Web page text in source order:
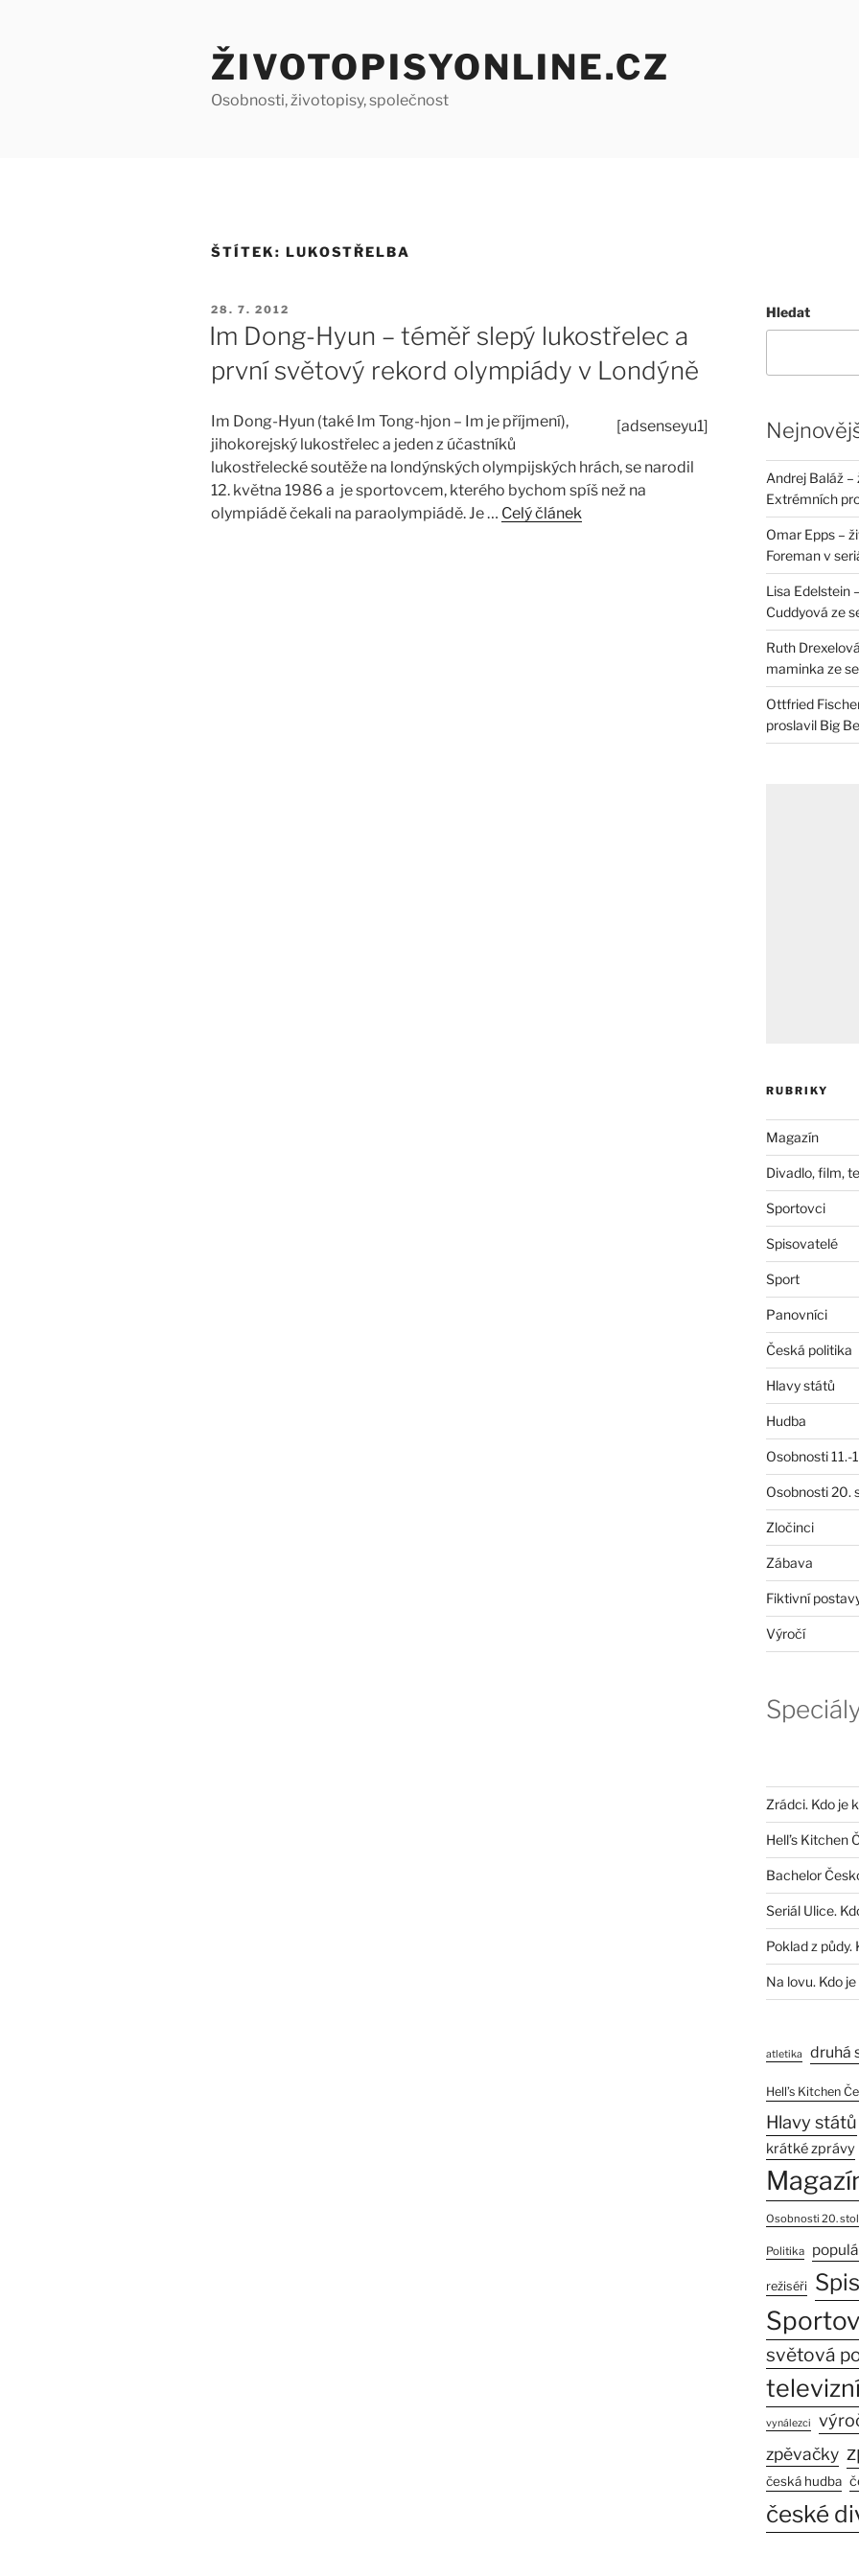
ŽIVOTOPISYONLINE.CZ
Osobnosti, životopisy, společnost
ŠTÍTEK: LUKOSTŘELBA
PUBLIKOVÁNO
28. 7. 2012
Im Dong-Hyun – téměř slepý lukostřelec a
první světový rekord olympiády v Londýně
[adsenseyu1]
Im Dong-Hyun (také Im Tong-hjon – Im je příjmení),
jihokorejský lukostřelec a jeden z účastníků
lukostřelecké soutěže na londýnských olympijských hrách, se narodil
12. května 1986 a je sportovcem, kterého bychom spíš než na
olympiádě čekali na paraolympiádě. Je … Celý článek
Hledat
Andrej Baláž
Extrémních
Omar Epps –
Foreman v
Lisa Edelstein
Cuddyová ze
Ruth
maminka ze
Ottfried
proslavil Big
RUBRIKY
Magazín
Divadlo, film,
Sportovci
Spisovatelé
Sport
Panovníci
Česká politika
Hlavy států
Hudba
Osobnosti 11.-
Osobnosti 20.
Zločinci
Zábava
Fiktivní
Výročí
Zrádci. Kdo je
Hell’s Kitchen
Bachelor
Seriál Ulice.
Poklad z půdy.
Na lovu. Kdo
atletika druhá
Hell’s Kitchen
Hlavy států
krátké zprávy
Osobnosti 20.
Politika
režiséři
světová
vynálezci
zpěvačky
česká hudba
české